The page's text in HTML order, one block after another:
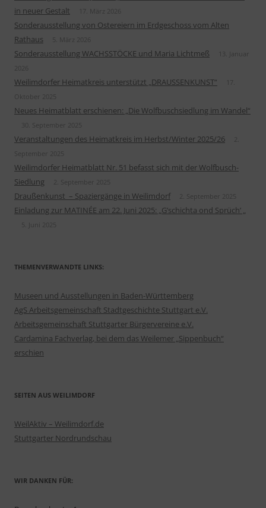
in neuer Gestalt
17. März 2026
Sonderausstellung von Ostereiern im Erdgeschoss vom Alten
Rathaus
5. März 2026
Sonderausstellung WACHSSTÖCKE und Maria Lichtmeß
13. Januar
2026
Weilimdorfer Heimatkreis unterstützt „DRAUSSENKUNST“
Oktober 2025
Neues Heimatblatt erschienen: „Die Wolfbuschsiedlung im Wandel“
30. September 2025
Veranstaltungen des Heimatkreis im Herbst/Winter 2025/26
2.
September 2025
Weilimdorfer Heimatblatt Nr. 51 befasst sich mit der Wolfbusch-
Siedlung
2. September 2025
Draußenkunst – Spaziergänge in Weilimdorf 2. September 2025
Einladung zur MATINÉE am 22. Juni 2025: „G’schichta ond Sprüch’ „
5. Juni 2025
THEMENVERWANDTE LINKS:
Museen und Ausstellungen in Baden-Württemberg
AgS Arbeitsgemeinschaft Stadtgeschichte Stuttgart e.V.
Arbeitsgemeinschaft Stuttgarter Bürgervereine e.V.
Cardamina Fachverlag, bei dem das Weilemer „Sippenbuch“
erschien
SEITEN AUS WEILIMDORF
WeilAktiv – Weilimdorf.de
Stuttgarter Nordrundschau
WIR DANKEN FÜR: